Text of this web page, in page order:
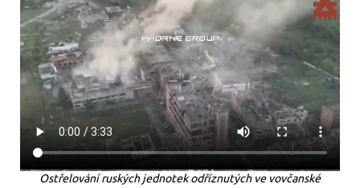
Ostřelování ruských jednotek odříznutých ve vovčanské